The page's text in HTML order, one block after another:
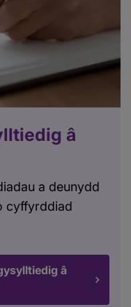
â
a deunydd
cyffyrddiad
â